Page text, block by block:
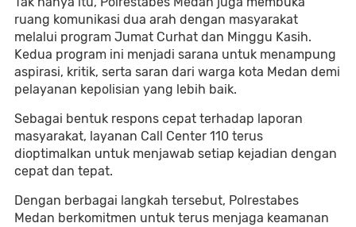
ruang komunikasi dua arah dengan masyarakat
melalui program Jumat Curhat dan Minggu Kasih.
Kedua program ini menjadi sarana untuk menampung
aspirasi, kritik, serta saran dari warga kota Medan demi
pelayanan kepolisian yang lebih baik.
Sebagai bentuk respons cepat terhadap laporan
masyarakat, layanan Call Center 110 terus
dioptimalkan untuk menjawab setiap kejadian dengan
cepat dan tepat.
Dengan berbagai langkah tersebut, Polrestabes
Medan berkomitmen untuk terus menjaga keamanan